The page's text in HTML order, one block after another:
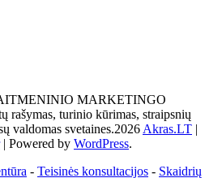
MARKETINGO
rašymas, turinio kūrimas, straipsnių
valdomas svetaines.2026 Akras.LT |
| Powered by WordPress.
- Teisinės konsultacijos - Skaidrių